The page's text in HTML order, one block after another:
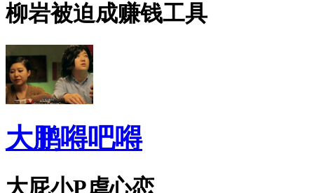
柳岩被迫成赚钱工具
大鹏嘚吧嘚
大屁小P虐心恋